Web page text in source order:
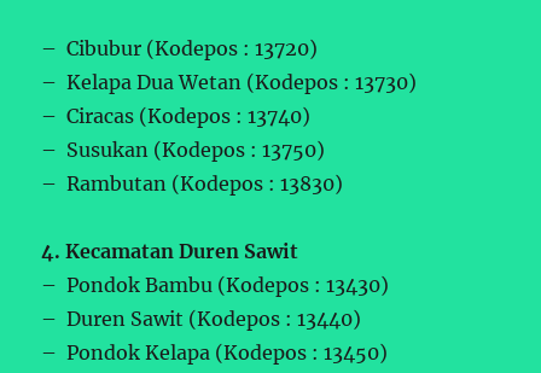
– Cibubur (Kodepos : 13720)
– Kelapa Dua Wetan (Kodepos : 13730)
– Ciracas (Kodepos : 13740)
– Susukan (Kodepos : 13750)
– Rambutan (Kodepos : 13830)
4. Kecamatan Duren Sawit
– Pondok Bambu (Kodepos : 13430)
– Duren Sawit (Kodepos : 13440)
– Pondok Kelapa (Kodepos : 13450)